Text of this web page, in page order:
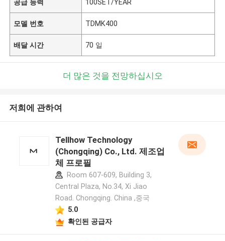
공급 능력 100SET/YEAR
모델 번호 TDMK400
배달 시간 70 일
더 많은 것을 전망하십시오
저희에 관하여
Tellhow Technology
(Chongqing) Co., Ltd. 제조업
체 프로필
Room 607-609, Building 3,
Central Plaza, No.34, Xi Jiao
Road. Chongqing. China ,중국
5.0
확인된 공급자